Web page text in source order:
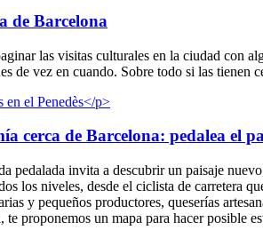
de Barcelona
las visitas culturales en la ciudad con
de vez en cuando. Sobre todo si las tienen
cerca de Barcelona: pedalea el
pedalada invita a descubrir un paisaje
los niveles, desde el ciclista de carretera
y pequeños productores, queserías
proponemos un mapa para hacer posible